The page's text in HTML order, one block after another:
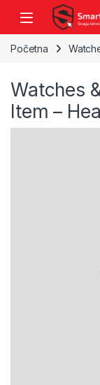
Skip to navigation
Skip to content
Početna
Watches
Item –